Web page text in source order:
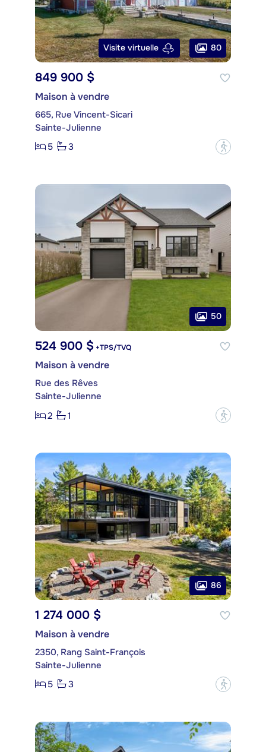
Visite virtuelle 80
849 900 $
Maison à vendre
665, Rue Vincent-Sicari
Sainte-Julienne
5
3 ?
50
524 900 $ +TPS/TVQ
Maison à vendre
Rue des Rêves
Sainte-Julienne
2
1 ?
86
1 274 000 $
Maison à vendre
2350, Rang Saint-François
Sainte-Julienne
5
3 ?